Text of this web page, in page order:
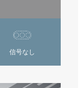
信号なし